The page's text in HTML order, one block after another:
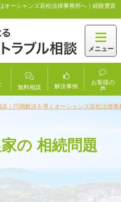
オーシャンズ若松法律事務所へ｜経験豊富
メニュー
無料相談 解決事例
お客様の
声
｜円満解決を導くオーシャンズ若松法律事
の 相続問題